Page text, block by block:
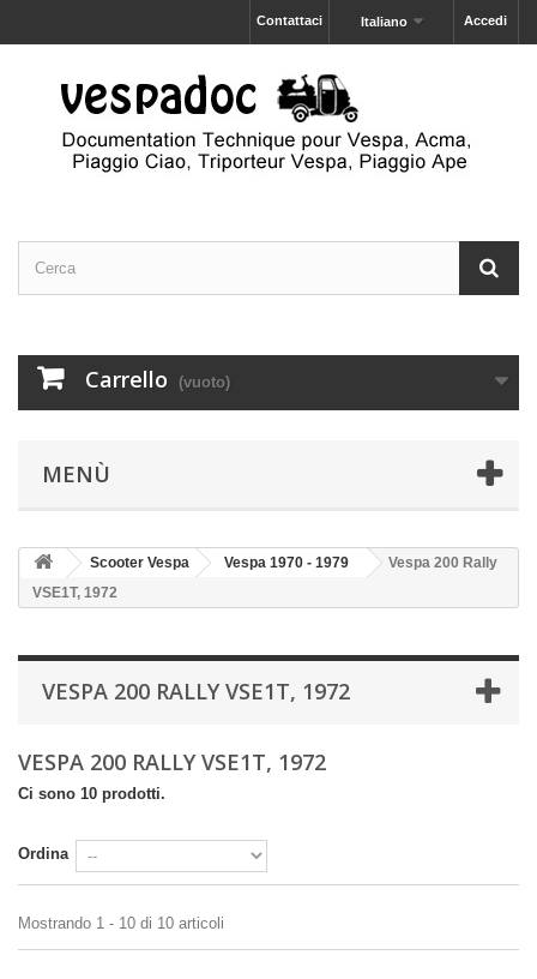
Accedi
Italiano
Contattaci
Carrello (vuoto)
MENÙ
Scooter Vespa Vespa 1970 - 1979
Vespa 200 Rally
VSE1T, 1972
VESPA 200 RALLY VSE1T, 1972
VESPA 200 RALLY VSE1T, 1972
Ci sono 10 prodotti.
Ordina
Mostrando 1 - 10 di 10 articoli